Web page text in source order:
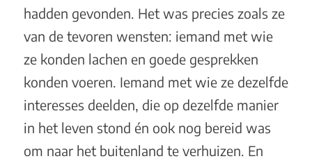
hadden gevonden. Het was precies zoals ze
van de tevoren wensten: iemand met wie
ze konden lachen en goede gesprekken
konden voeren. Iemand met wie ze dezelfde
interesses deelden, die op dezelfde manier
in het leven stond én ook nog bereid was
om naar het buitenland te verhuizen. En